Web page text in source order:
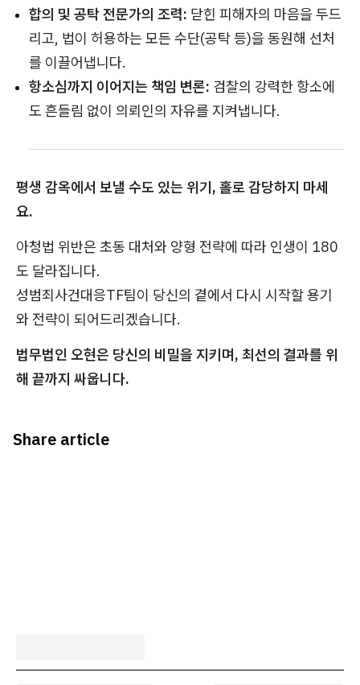
합의 및 공탁 전문가의 조력: 닫힌 피해자의 마음을 두드
리고, 법이 허용하는 모든 수단(공탁 등)을 동원해 선처
를 이끌어냅니다.
항소심까지 이어지는 책임 변론: 검찰의 강력한 항소에
도 흔들림 없이 의뢰인의 자유를 지켜냅니다.
평생 감옥에서 보낼 수도 있는 위기, 홀로 감당하지 마세
요.
아청법 위반은 초동 대처와 양형 전략에 따라 인생이 180
도 달라집니다.
성범죄사건대응TF팀이 당신의 곁에서 다시 시작할 용기
와 전략이 되어드리겠습니다.
법무법인 오현은 당신의 비밀을 지키며, 최선의 결과를 위
해 끝까지 싸웁니다.
Share article